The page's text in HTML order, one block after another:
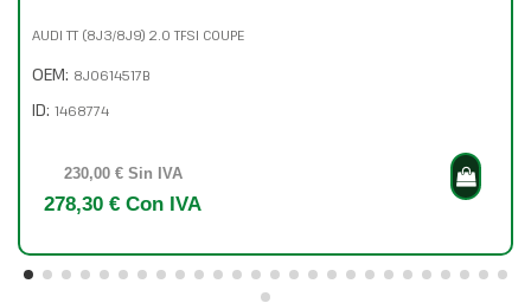
AUDI TT (8J3/8J9) 2.0 TFSI COUPE
OEM: 8J0614517B
ID: 1468774
230,00 € Sin IVA
278,30 € Con IVA